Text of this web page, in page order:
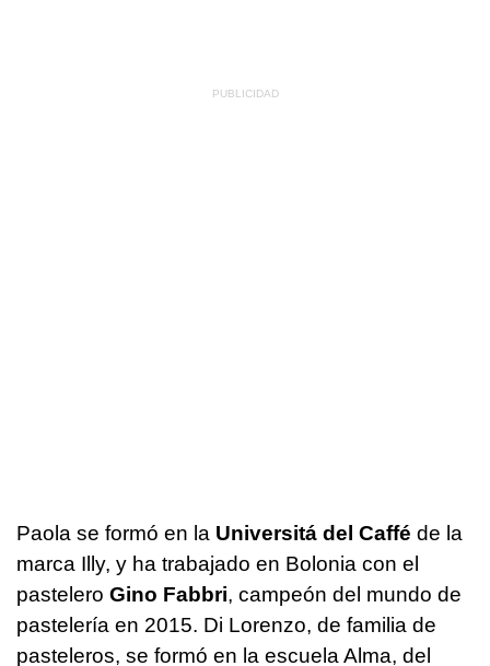
Paola se formó en la Universitá del Caffé de la
marca Illy, y ha trabajado en Bolonia con el
pastelero Gino Fabbri, campeón del mundo de
pastelería en 2015. Di Lorenzo, de familia de
pasteleros, se formó en la escuela Alma, del